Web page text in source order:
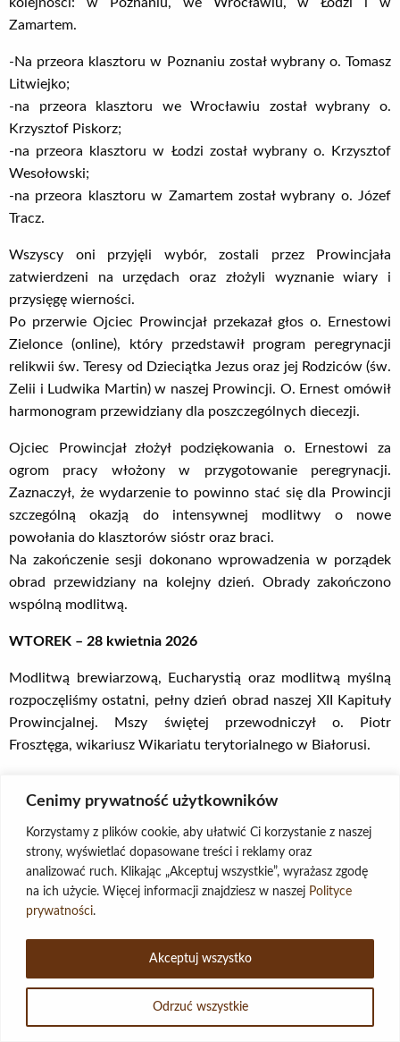
Cenimy prywatność użytkowników
Korzystamy z plików cookie, aby ułatwić Ci korzystanie z naszej
strony, wyświetlać dopasowane treści i reklamy oraz
analizować ruch. Klikając „Akceptuj wszystkie”, wyrażasz zgodę
na ich użycie. Więcej informacji znajdziesz w naszej Polityce
prywatności.
Odrzuć wszystkie
Akceptuj wszystko
Zamartem.
-Na przeora klasztoru w Poznaniu został wybrany o. Tomasz
Litwiejko;
-na przeora klasztoru we Wrocławiu został wybrany o.
Krzysztof Piskorz;
-na przeora klasztoru w Łodzi został wybrany o. Krzysztof
Wesołowski;
-na przeora klasztoru w Zamartem został wybrany o. Józef
Tracz.
Wszyscy oni przyjęli wybór, zostali przez Prowincjała
zatwierdzeni na urzędach oraz złożyli wyznanie wiary i
przysięgę wierności.
Po przerwie Ojciec Prowincjał przekazał głos o. Ernestowi
Zielonce (online), który przedstawił program peregrynacji
relikwii św. Teresy od Dzieciątka Jezus oraz jej Rodziców (św.
Zelii i Ludwika Martin) w naszej Prowincji. O. Ernest omówił
harmonogram przewidziany dla poszczególnych diecezji.
Ojciec Prowincjał złożył podziękowania o. Ernestowi za
ogrom pracy włożony w przygotowanie peregrynacji.
Zaznaczył, że wydarzenie to powinno stać się dla Prowincji
szczególną okazją do intensywnej modlitwy o nowe
powołania do klasztorów sióstr oraz braci.
Na zakończenie sesji dokonano wprowadzenia w porządek
obrad przewidziany na kolejny dzień. Obrady zakończono
wspólną modlitwą.
WTOREK – 28 kwietnia 2026
Modlitwą brewiarzową, Eucharystią oraz modlitwą myślną
rozpoczęliśmy ostatni, pełny dzień obrad naszej XII Kapituły
Prowincjalnej. Mszy świętej przewodniczył o. Piotr
Frosztęga, wikariusz Wikariatu terytorialnego w Białorusi.
na poezji św. Jana od Krzyża. Pierwszym punktem sesji
dziesiątej było spotkanie z reprezentacją Rady Prowincjalnej
Świeckiego Zakonu Karmelitów Bosych (OCDS). Goście
przedstawili sprawozdanie z działalności OCDS Prowincji
Warszawskiej za ostatnie trzechlecie oraz złożyli życzenia o.
Prowincjałowi i wszystkim braciom.
Po krótkiej przerwie Kapituła zajęła się Statutami Wikariatu
Regionalnego w Białorusi: Zagadnienie przedstawił o. Piotr